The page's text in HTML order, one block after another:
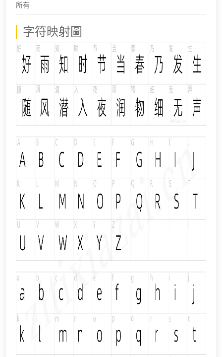
所有
字符映射圖